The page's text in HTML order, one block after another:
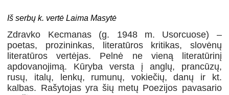
Iš serbų k. vertė Laima Masytė
Zdravko Kecmanas (g. 1948 m. Usorcuose) –
poetas, prozininkas, literatūros kritikas, slovėnų
literatūros vertėjas. Pelnė ne vieną literatūrinį
apdovanojimą. Kūryba versta į anglų, prancūzų,
rusų, italų, lenkų, rumunų, vokiečių, danų ir kt.
kalbas. Rašytojas yra šių metų Poezijos pavasario